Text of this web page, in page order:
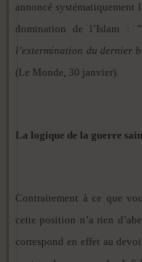
annoncé systématiquement
domination de l’Islam :
l’extermination du dernier
(Le Monde, 30 janvier).
La logique de la guerre
Contrairement à ce que
cette position n’a rien
correspond en effet au